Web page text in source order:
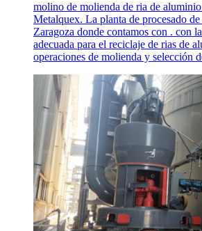
molino de molienda de ria de
Metalquex. La planta de procesado
Zaragoza donde contamos con . con
adecuada para el reciclaje de rias de
operaciones de molienda y selección